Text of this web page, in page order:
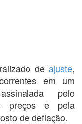
de ajuste,
em um
pelo
preços e pela
de deflação.